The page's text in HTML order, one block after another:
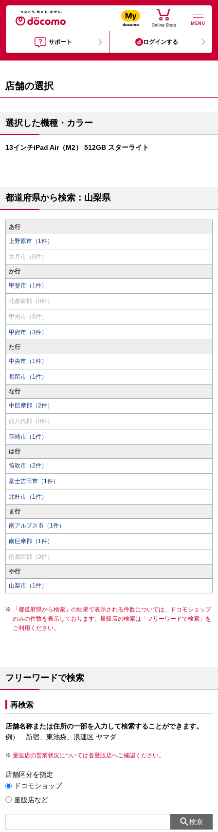
MENU
サポート ログインする
店舗の選択
選択した機種・カラー
13インチiPad Air（M2） 512GB スターライト
都道府県から検索：山梨県
あ行
上野原市（1件）
大月市（0件）
か行
甲斐市（1件）
北都留郡（0件）
甲州市（0件）
甲府市（3件）
た行
中央市（1件）
都留市（1件）
な行
中巨摩郡（2件）
西八代郡（0件）
韮崎市（1件）
は行
笛吹市（2件）
富士吉田市（1件）
北杜市（1件）
ま行
南アルプス市（1件）
南巨摩郡（1件）
南都留郡（0件）
や行
山梨市（1件）
「都道府県から検索」の結果で表示される件数については、ドコモショップ
のみの件数を表示しております。量販店の検索は「フリーワードで検索」を
ご利用ください。
フリーワードで検索
再検索
店舗名称または住所の一部を入力して検索することができます。
例） 新宿、東池袋、浪速区 ヤマダ
量販店の営業状況については各量販店へご確認ください。
店舗区分を指定
ドコモショップ
量販店など
検索